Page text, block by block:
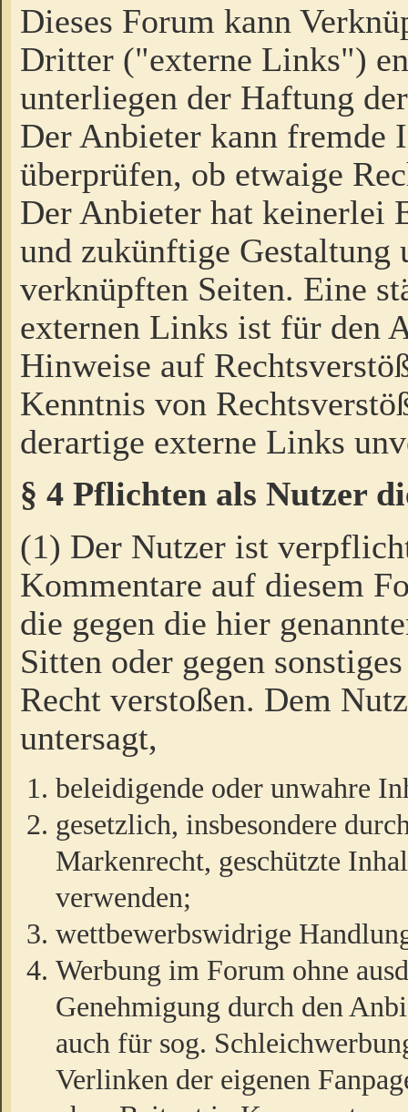
Dieses Forum kann
Dritter ("externe Links")
unterliegen der Haftung
Der Anbieter kann fremde
überprüfen, ob etwaige
Der Anbieter hat keinerlei
und zukünftige Gestaltung
verknüpften Seiten. Eine
externen Links ist für den
Hinweise auf
Kenntnis von
derartige externe Links
§ 4 Pflichten als Nutzer
(1) Der Nutzer ist
Kommentare auf diesem
die gegen die hier
Sitten oder gegen
Recht verstoßen. Dem
untersagt,
beleidigende oder unwahre
gesetzlich, insbesondere
Markenrecht, geschützte
verwenden;
wettbewerbswidrige
Werbung im Forum ohne
Genehmigung durch den
auch für sog.
Verlinken der eigenen